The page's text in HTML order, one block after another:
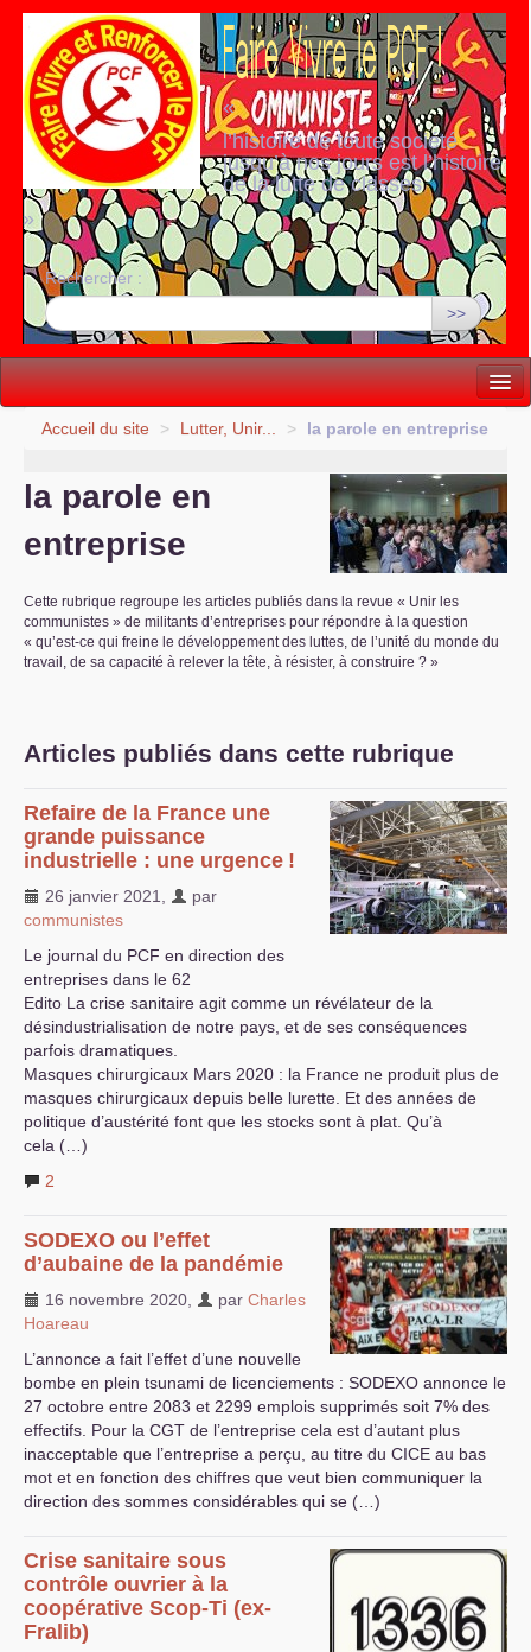
«
l’histoire de toute société
jusqu’à nos jours est l’histoire
de la lutte de classes
»
Rechercher :
>>
Vie politique
Internationale
S’organiser
Comprendre...
Vie du site
Accueil du site > Lutter, Unir... > la parole en entreprise
la parole en
entreprise
Cette rubrique regroupe les articles publiés dans la revue « Unir les
communistes » de militants d’entreprises pour répondre à la question
« qu’est-ce qui freine le développement des luttes, de l’unité du monde du
travail, de sa capacité à relever la tête, à résister, à construire ? »
Articles publiés dans cette rubrique
Refaire de la France une
grande puissance
industrielle : une urgence !
26 janvier 2021
par
communistes
Le journal du PCF en direction des
entreprises dans le 62
Edito La crise sanitaire agit comme un révélateur de la
désindustrialisation de notre pays, et de ses conséquences
parfois dramatiques.
Masques chirurgicaux Mars 2020 : la France ne produit plus de
masques chirurgicaux depuis belle lurette. Et des années de
politique d’austérité font que les stocks sont à plat. Qu’à
cela (…)
2
SODEXO ou l’effet
d’aubaine de la pandémie
16 novembre 2020 par Charles
Hoareau
L’annonce a fait l’effet d’une nouvelle
bombe en plein tsunami de licenciements : SODEXO annonce le
27 octobre entre 2083 et 2299 emplois supprimés soit 7% des
effectifs. Pour la CGT de l’entreprise cela est d’autant plus
inacceptable que l’entreprise a perçu, au titre du CICE au bas
mot et en fonction des chiffres que veut bien communiquer la
direction des sommes considérables qui se (…)
Crise sanitaire sous
contrôle ouvrier à la
coopérative Scop-Ti (ex-
Fralib)